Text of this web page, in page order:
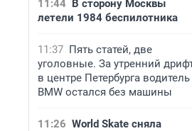
11:44 В сторону Москвы
летели 1984 беспилотника
11:37 Пять статей, две
уголовные. За утренний
в центре Петербурга водитель
BMW остался без машины
11:26 World Skate сняла